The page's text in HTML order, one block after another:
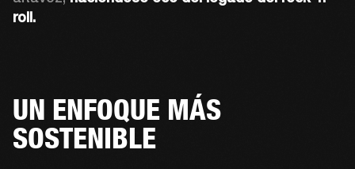
roll.
UN ENFOQUE MÁS
SOSTENIBLE